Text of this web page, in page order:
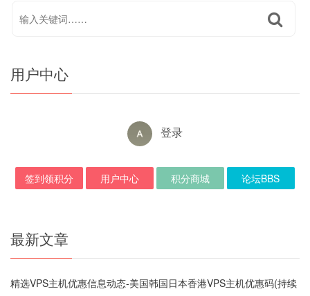
用户中心
登录
签到领积分 用户中心 积分商城 论坛BBS
最新文章
精选VPS主机优惠信息动态-美国韩国日本香港VPS主机优惠码(持续